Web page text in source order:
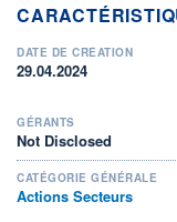
DATE DE CRÉATION
29.04.2024
GÉRANTS
Not Disclosed
CATÉGORIE GÉNÉRALE
Actions Secteurs